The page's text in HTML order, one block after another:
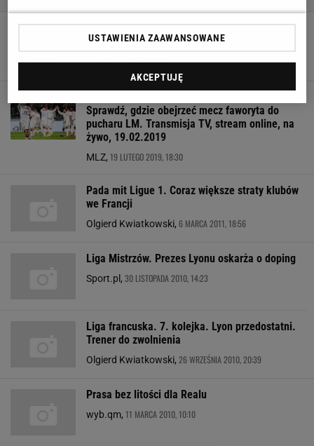
Marcelo reaguje na informacje o pierdzeniu w
szatni, a Juninho żartuje w najlepsze
Karolina Jaskulska,11 MAJA 2022, 18:48
Sprawdź, gdzie obejrzeć mecz faworyta do
pucharu LM. Transmisja TV, stream online, na
żywo, 19.02.2019
MLZ, 19 LUTEGO 2019, 18:30
Pada mit Ligue 1. Coraz większe straty klubów
we Francji
Olgierd Kwiatkowski, 6 MARCA 2011, 18:56
Liga Mistrzów. Prezes Lyonu oskarża o doping
Sport.pl, 30 LISTOPADA 2010, 14:23
Liga francuska. 7. kolejka. Lyon przedostatni.
Trener do zwolnienia
Olgierd Kwiatkowski, 26 WRZEŚNIA 2010, 20:39
Prasa bez litości dla Realu
wyb.qm, 11 MARCA 2010, 10:10
USTAWIENIA ZAAWANSOWANE
AKCEPTUJĘ